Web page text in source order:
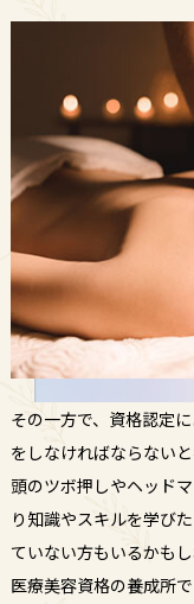
その一方で、資格認定
をしなければならない
頭のツボ押しやヘッド
り知識やスキルを学びた
ていない方もいるかもし
医療美容資格の養成所